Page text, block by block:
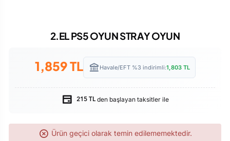
2.EL PS5 OYUN STRAY OYUN
1,859TL Havale/EFT %3 indirimli:1,803TL
215 TLden başlayan taksitler ile
Ürün geçici olarak temin edilememektedir.